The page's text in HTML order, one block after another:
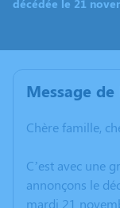
décédée le 21
Message
Chère famille,
C’est avec une
annonçons le
mardi 21